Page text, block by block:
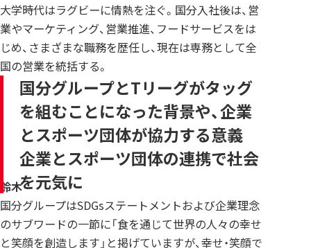
大学時代はラグビーに情熱を注ぐ。国分入社後は、営
業やマーケティング、営業推進、フードサービスをは
じめ、さまざまな職務を歴任し、現在は専務として全
国の営業を統括する。
国分グループとTリーグがタッグ
を組むことになった背景や、企業
とスポーツ団体が協力する意義
企業とスポーツ団体の連携で社会
を元気に
鈴木
国分グループはSDGsステートメントおよび企業理念
のサブワードの一節に「食を通じて世界の人々の幸せ
と笑顔を創造します」と掲げていますが、幸せ・笑顔で